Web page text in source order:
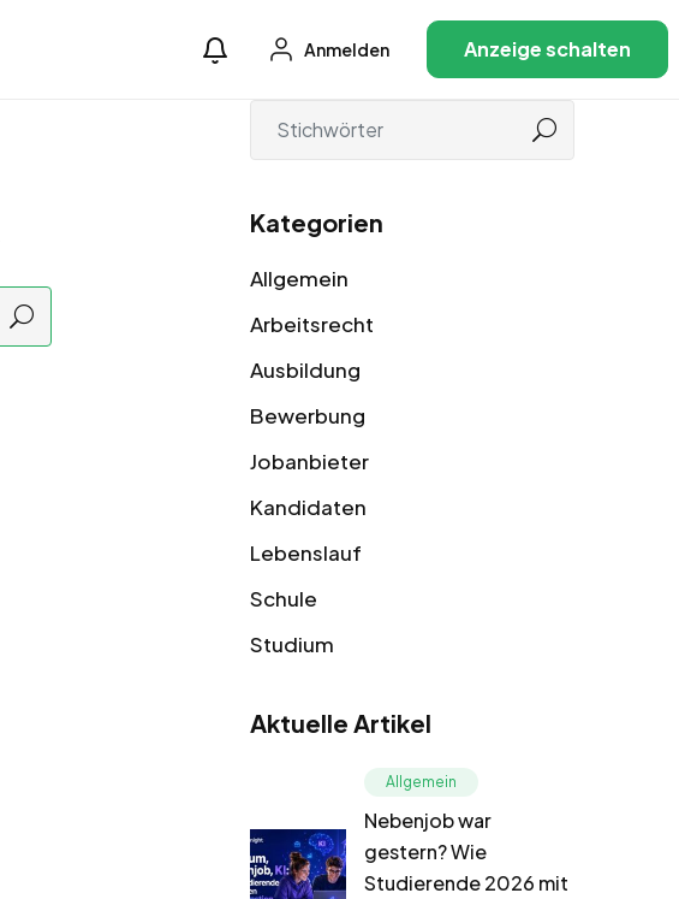
Anmelden Anzeige schalten
Kategorien
Allgemein
Arbeitsrecht
Ausbildung
Bewerbung
Jobanbieter
Kandidaten
Lebenslauf
Schule
Studium
Aktuelle Artikel
Allgemein
Nebenjob war
gestern? Wie
Studierende 2026 mit